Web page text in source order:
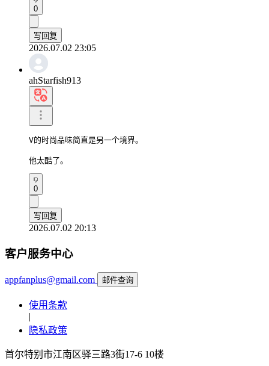
0
写回复
2026.07.02 23:05
ahStarfish913
V的时尚品味简直是另一个境界。
他太酷了。
0
写回复
2026.07.02 20:13
客户服务中心
appfanplus@gmail.com 邮件查询
使用条款
|
隐私政策
首尔特别市江南区驿三路3街17-6 10楼